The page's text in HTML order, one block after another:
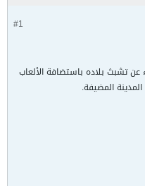
#1
عن تشبث بلاده باستضافة الألعاب